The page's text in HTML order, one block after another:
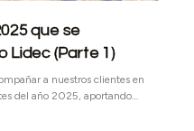
que se
Lidec (Parte 1)
a nuestros clientes en
del año 2025, aportando